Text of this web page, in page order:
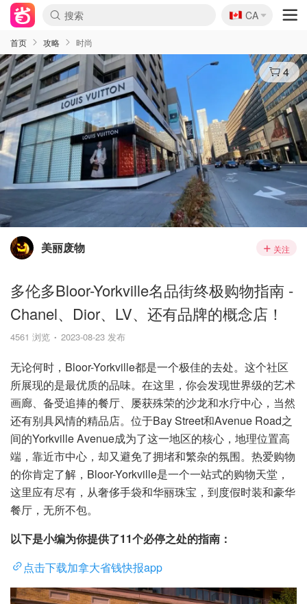
🇨🇦
CA
首页 攻略 时尚
4
美丽废物 关注
多伦多Bloor-Yorkville名品街终极购物指南 -
Chanel、Dior、LV、还有品牌的概念店！
4561 浏览 2023-08-23 发布
无论何时，Bloor-Yorkville都是一个极佳的去处。这个社区
所展现的是最优质的品味。在这里，你会发现世界级的艺术
画廊、备受追捧的餐厅、屡获殊荣的沙龙和水疗中心，当然
还有别具风情的精品店。位于Bay Street和Avenue Road之
间的Yorkville Avenue成为了这一地区的核心，地理位置高
端，靠近市中心，却又避免了拥堵和繁杂的氛围。热爱购物
的你肯定了解，Bloor-Yorkville是一个一站式的购物天堂，
这里应有尽有，从奢侈手袋和华丽珠宝，到度假时装和豪华
餐厅，无所不包。
以下是小编为你提供了11个必停之处的指南：
点击下载加拿大省钱快报app